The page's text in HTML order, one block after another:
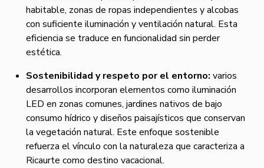
habitable, zonas de ropas independientes y alcobas
con suficiente iluminación y ventilación natural. Esta
eficiencia se traduce en funcionalidad sin perder
estética.
Sostenibilidad y respeto por el entorno: varios
desarrollos incorporan elementos como iluminación
LED en zonas comunes, jardines nativos de bajo
consumo hídrico y diseños paisajísticos que conservan
la vegetación natural. Este enfoque sostenible
refuerza el vínculo con la naturaleza que caracteriza a
Ricaurte como destino vacacional.